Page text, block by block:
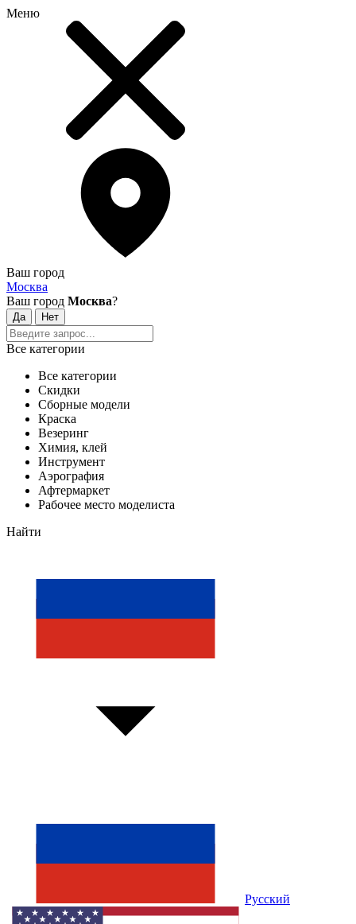
Меню
Ваш город
Москва
Ваш город Москва?
Все категории
Все категории
Скидки
Сборные модели
Краска
Везеринг
Химия, клей
Инструмент
Аэрография
Афтермаркет
Рабочее место моделиста
Найти
Русский